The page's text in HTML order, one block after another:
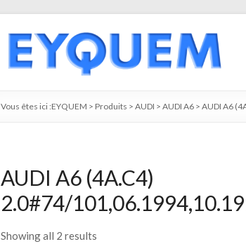
Vous êtes ici :EYQUEM > Produits > AUDI > AUDI A6 > AUDI A6
AUDI A6 (4A.C4)
2.0#74/
Showing all 2 results